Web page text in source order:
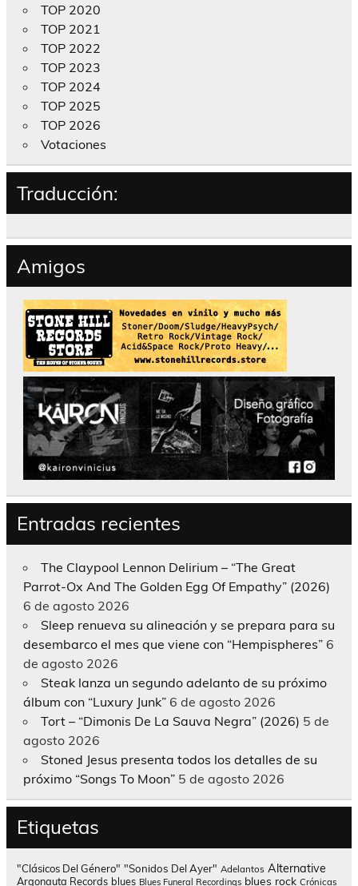
TOP 2020
TOP 2021
TOP 2022
TOP 2023
TOP 2024
TOP 2025
TOP 2026
Votaciones
Traducción:
Amigos
Entradas recientes
The Claypool Lennon Delirium – “The Great
Parrot-Ox And The Golden Egg Of Empathy” (2026)
6 de agosto 2026
Sleep renueva su alineación y se prepara para su
desembarco el mes que viene con “Hempispheres” 6
de agosto 2026
Steak lanza un segundo adelanto de su próximo
álbum con “Luxury Junk” 6 de agosto 2026
Tort – “Dimonis De La Sauva Negra” (2026) 5 de
agosto 2026
Stoned Jesus presenta todos los detalles de su
próximo “Songs To Moon” 5 de agosto 2026
Etiquetas
"Clásicos Del Género" "Sonidos Del Ayer" Adelantos Alternative
Argonauta Records blues Blues Funeral Recordings blues rock Crónicas